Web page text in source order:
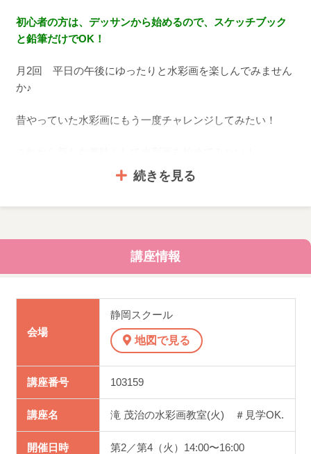
初心者の方は、デッサンから始めるので、スケッチブック
と鉛筆だけでOK！
月2回 平日の午後にゆったりと水彩画を楽しんでみません
か♪
昔やっていた水彩画にもう一度チャレンジしてみたい！
経験の有無に関係なく、絵を描く楽しさをお伝えします。
見学できます！
初心者の方は見学で入会前に先生に必要なお道具をご相談
その他事前に聞いておきたいことなど、見学時にお気軽に
ご相談下さい。
続きを見る
講座情報
会場
静岡スクール
地図で見る
講座番号 103159
講座名 滝 茂治の水彩画教室(火) ＃見学OK.
開催日時 第2／第4（火）14:00〜16:00